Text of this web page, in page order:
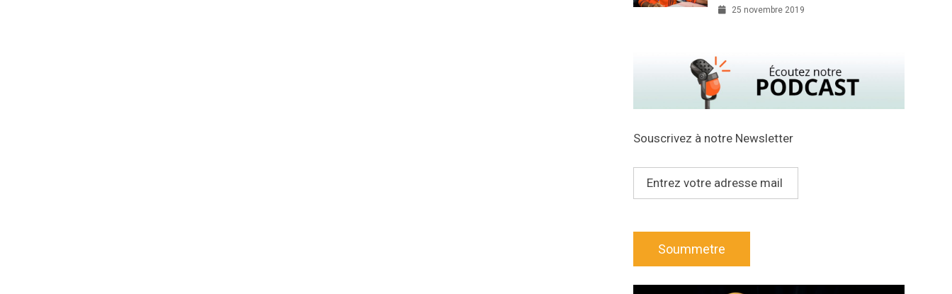
25 novembre 2019
Souscrivez à notre Newsletter